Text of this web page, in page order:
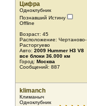
Цифра
Одноклубник
Познавший Истину
Offline
Возраст: 45
Расположение: Чертаново-
Расторгуево
Авто: 2009 Hummer H3 V8
все блоки 36.000 км
Город: Москва
Сообщений: 887
klimanch
Климаныч
Одноклубник